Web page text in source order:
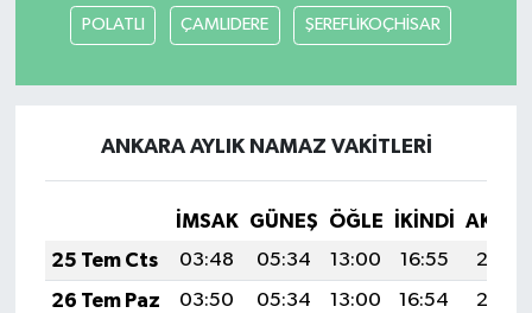
POLATLI ÇAMLIDERE ŞEREFLİKOÇHİSAR
ANKARA AYLIK NAMAZ VAKITLERI
İMSAK GÜNEŞ ÖĞLE İKINDI
25 Tem Cts
03:48 05:34 13:00 16:55
20:17
26 Tem Paz
03:50 05:34 13:00 16:54
20:16